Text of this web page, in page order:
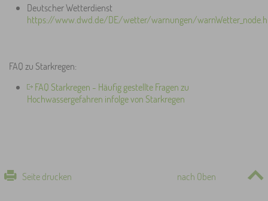
Deutscher Wetterdienst
https://www.dwd.de/DE/wetter/warnungen/
FAQ zu Starkregen:
FAQ Starkregen - Häufig gestellte Fragen zu
Hochwassergefahren infolge von Starkregen
Seite drucken nach Oben